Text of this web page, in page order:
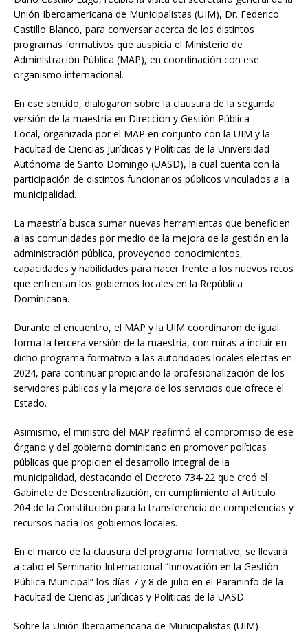
Unión Iberoamericana de Municipalistas (UIM), Dr. Federico
Castillo Blanco, para conversar acerca de los distintos
programas formativos que auspicia el Ministerio de
Administración Pública (MAP), en coordinación con ese
organismo internacional.
En ese sentido, dialogaron sobre la clausura de la segunda
versión de la maestría en Dirección y Gestión Pública
Local, organizada por el MAP en conjunto con la UIM y la
Facultad de Ciencias Jurídicas y Políticas de la Universidad
Autónoma de Santo Domingo (UASD), la cual cuenta con la
participación de distintos funcionarios públicos vinculados a la
municipalidad.
La maestría busca sumar nuevas herramientas que beneficien
a las comunidades por medio de la mejora de la gestión en la
administración pública, proveyendo conocimientos,
capacidades y habilidades para hacer frente a los nuevos retos
que enfrentan los gobiernos locales en la República
Dominicana.
Durante el encuentro, el MAP y la UIM coordinaron de igual
forma la tercera versión de la maestría, con miras a incluir en
dicho programa formativo a las autoridades locales electas en
2024, para continuar propiciando la profesionalización de los
servidores públicos y la mejora de los servicios que ofrece el
Estado.
Asimismo, el ministro del MAP reafirmó el compromiso de ese
órgano y del gobierno dominicano en promover políticas
públicas que propicien el desarrollo integral de la
municipalidad, destacando el Decreto 734-22 que creó el
Gabinete de Descentralización, en cumplimiento al Artículo
204 de la Constitución para la transferencia de competencias y
recursos hacia los gobiernos locales.
En el marco de la clausura del programa formativo, se llevará
a cabo el Seminario Internacional “Innovación en la Gestión
Pública Municipal” los días 7 y 8 de julio en el Paraninfo de la
Facultad de Ciencias Jurídicas y Políticas de la UASD.
Sobre la Unión Iberoamericana de Municipalistas (UIM)